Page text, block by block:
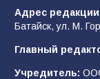
спортивного
Адрес
Батайск, ул. М.
Главный
Учредитель: